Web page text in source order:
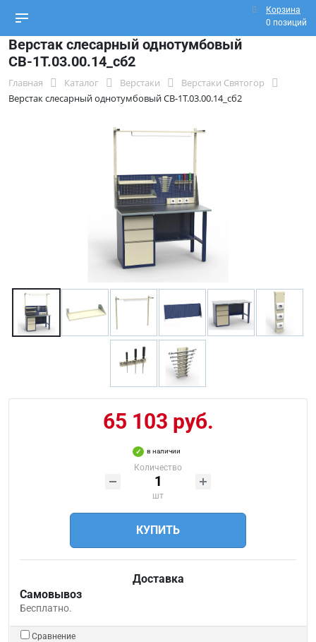
Корзина
0 позиций
Верстак слесарный однотумбовый
СВ-1Т.03.00.14_сб2
Главная Каталог Верстаки
Верстаки Святогор
Верстак слесарный однотумбовый СВ-1Т.03.00.14_сб2
65 103 руб.
в наличии
Количество
шт
КУПИТЬ
Доставка
Самовывоз
Бесплатно.
Сравнение